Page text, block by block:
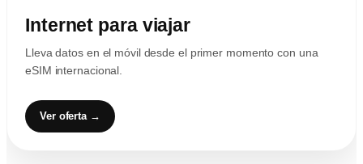
Internet para viajar
Lleva datos en el móvil desde el primer momento con una
eSIM internacional.
Ver oferta →